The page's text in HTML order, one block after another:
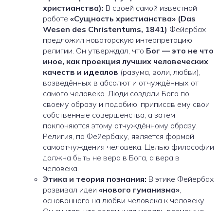
христианства): В своей самой известной
работе «Сущность христианства» (Das
Wesen des Christentums, 1841) Фейербах
предложил новаторскую интерпретацию
религии. Он утверждал, что Бог — это не что
иное, как проекция лучших человеческих
качеств и идеалов (разума, воли, любви),
возведённых в абсолют и отчуждённых от
самого человека. Люди создали Бога по
своему образу и подобию, приписав ему свои
собственные совершенства, а затем
поклоняются этому отчуждённому образу.
Религия, по Фейербаху, является формой
самоотчуждения человека. Целью философии
должна быть не вера в Бога, а вера в
человека.
Этика и теория познания: В этике Фейербах
развивал идеи «нового гуманизма»,
основанного на любви человека к человеку.